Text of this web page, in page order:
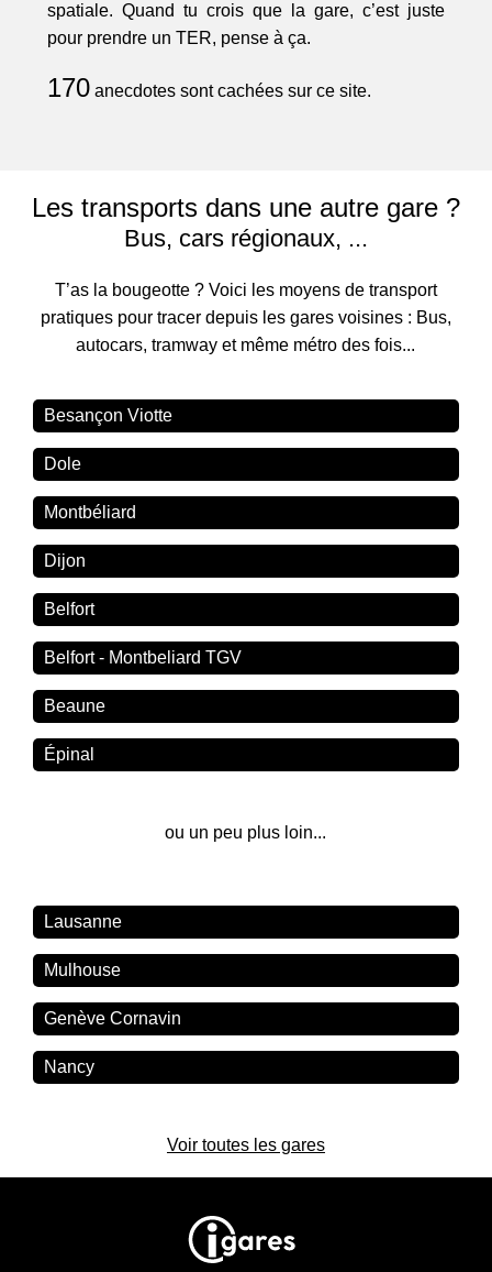
spatiale. Quand tu crois que la gare, c’est juste
pour prendre un TER, pense à ça.
170anecdotes sont cachées sur ce site.
Les transports dans une autre gare ?
Bus, cars régionaux, ...
T’as la bougeotte ? Voici les moyens de transport
pratiques pour tracer depuis les gares voisines : Bus,
autocars, tramway et même métro des fois...
Besançon Viotte
Dole
Montbéliard
Dijon
Belfort
Belfort - Montbeliard TGV
Beaune
Épinal
ou un peu plus loin...
Lausanne
Mulhouse
Genève Cornavin
Nancy
Voir toutes les gares